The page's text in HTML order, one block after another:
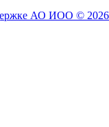
АО ИОО © 2026